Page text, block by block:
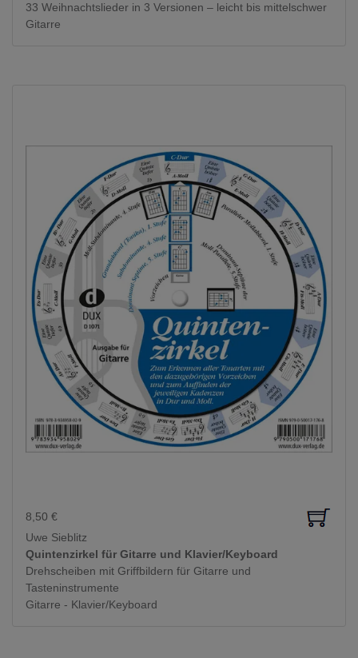
33 Weihnachtslieder in 3 Versionen – leicht bis mittelschwer
Gitarre
8,50 €
Uwe Sieblitz
Quintenzirkel für Gitarre und Klavier/Keyboard
Drehscheiben mit Griffbildern für Gitarre und
Tasteninstrumente
Gitarre - Klavier/Keyboard